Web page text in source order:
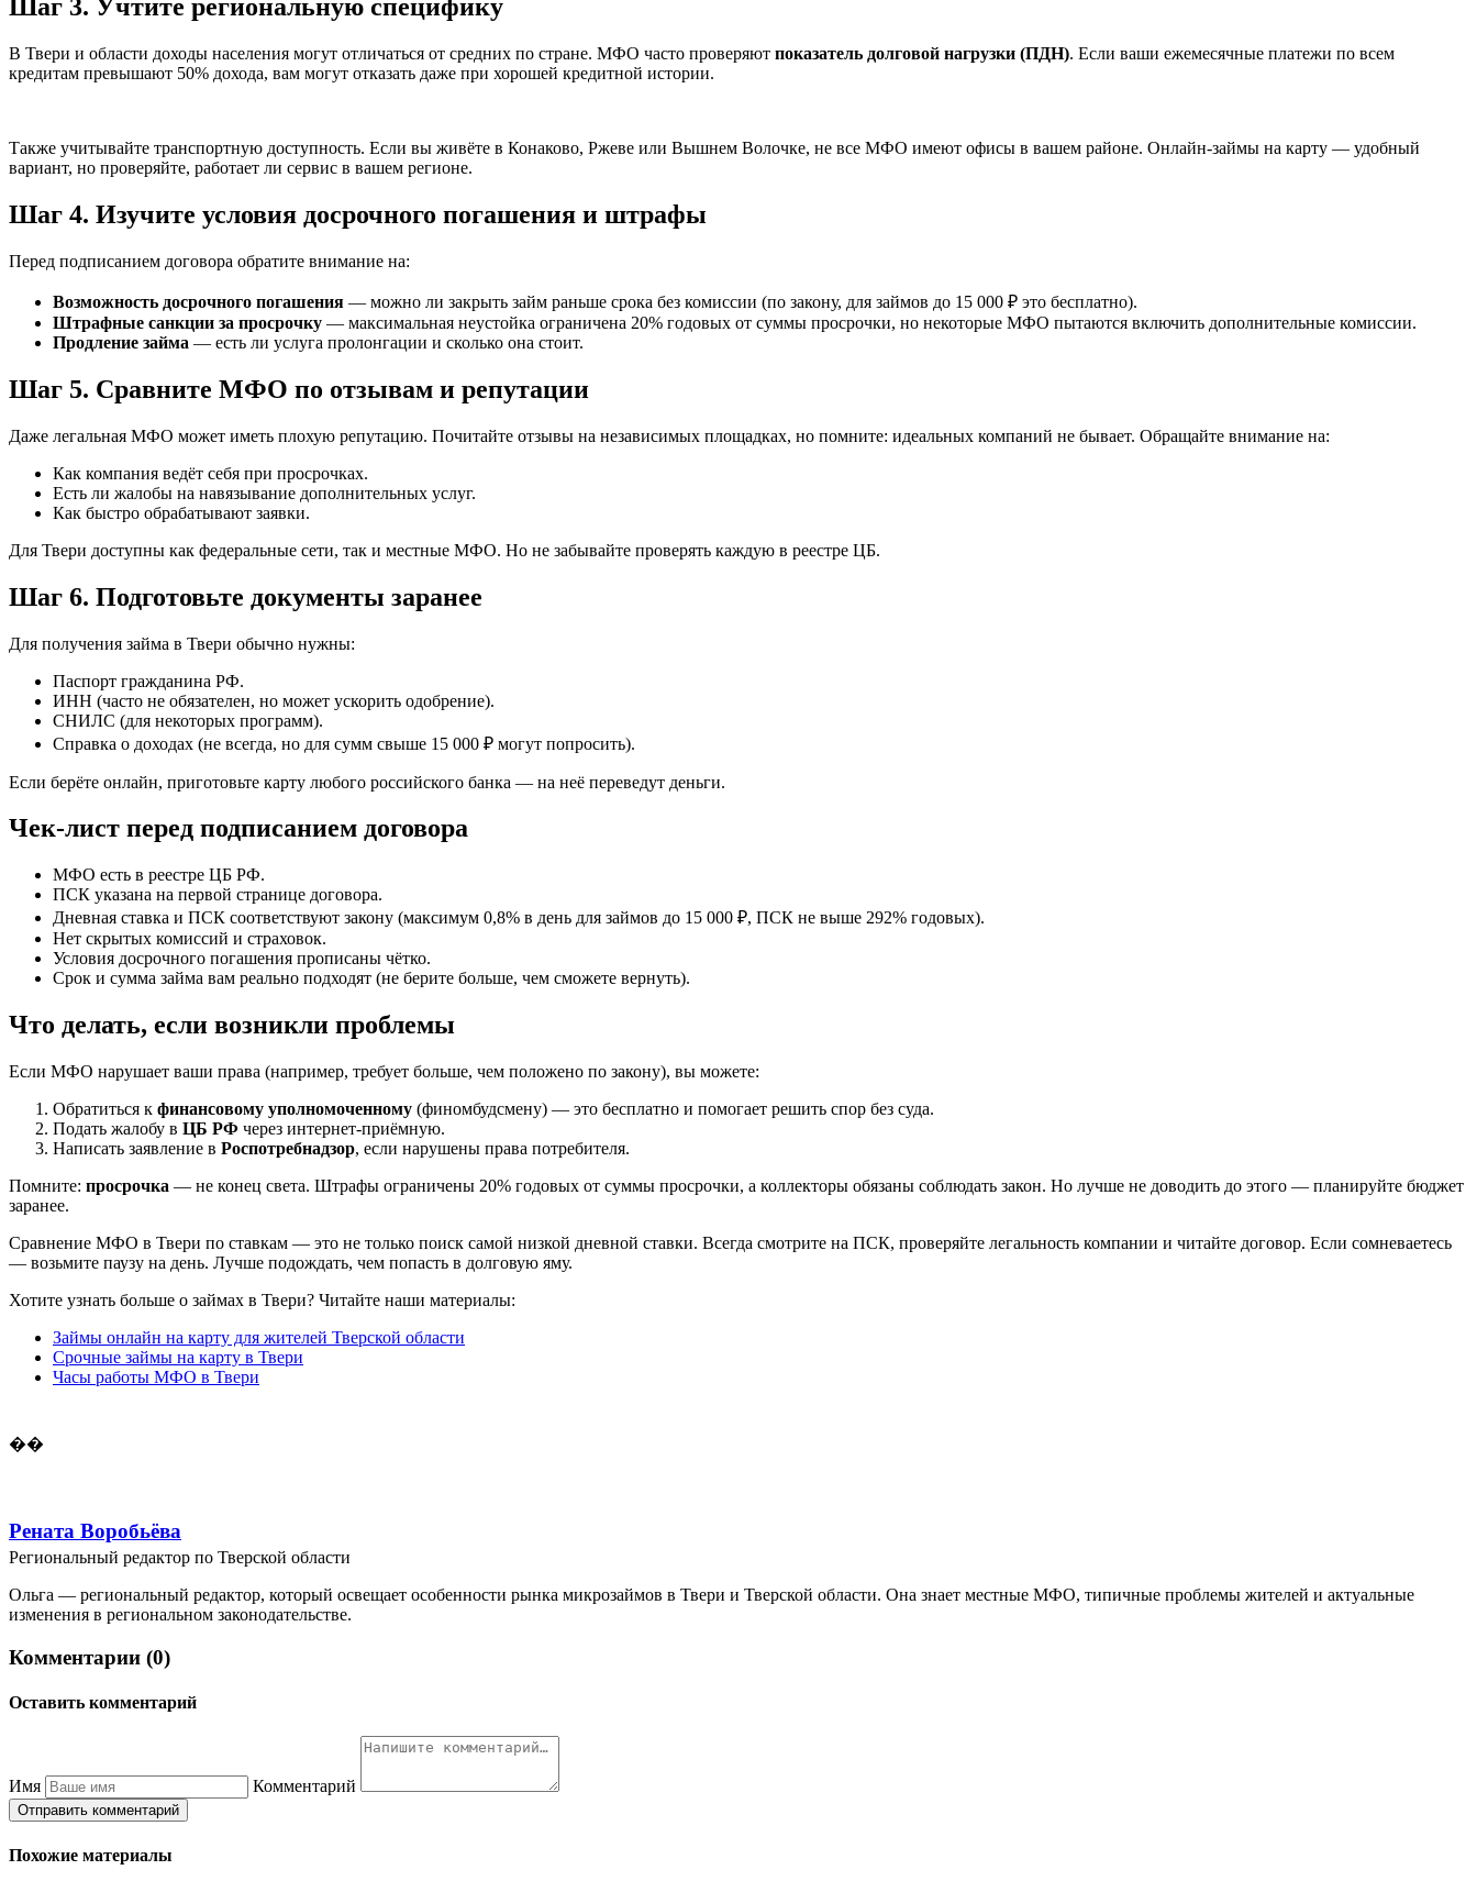
Шаг 3. Учтите региональную специфику
В Твери и области доходы населения могут отличаться от средних по стране. МФО часто проверяют показатель долговой нагрузки (ПДН). Если ваши ежемесячные платежи по всем
кредитам превышают 50% дохода, вам могут отказать даже при хорошей кредитной истории.
Также учитывайте транспортную доступность. Если вы живёте в Конаково, Ржеве или Вышнем Волочке, не все МФО имеют офисы в вашем районе. Онлайн-займы на карту — удобный
вариант, но проверяйте, работает ли сервис в вашем регионе.
Шаг 4. Изучите условия досрочного погашения и штрафы
Перед подписанием договора обратите внимание на:
Возможность досрочного погашения — можно ли закрыть займ раньше срока без комиссии (по закону, для займов до 15 000 ₽ это бесплатно).
Штрафные санкции за просрочку — максимальная неустойка ограничена 20% годовых от суммы просрочки, но некоторые МФО пытаются включить дополнительные комиссии.
Продление займа — есть ли услуга пролонгации и сколько она стоит.
Шаг 5. Сравните МФО по отзывам и репутации
Даже легальная МФО может иметь плохую репутацию. Почитайте отзывы на независимых площадках, но помните: идеальных компаний не бывает. Обращайте внимание на:
Как компания ведёт себя при просрочках.
Есть ли жалобы на навязывание дополнительных услуг.
Как быстро обрабатывают заявки.
Для Твери доступны как федеральные сети, так и местные МФО. Но не забывайте проверять каждую в реестре ЦБ.
Шаг 6. Подготовьте документы заранее
Для получения займа в Твери обычно нужны:
Паспорт гражданина РФ.
ИНН (часто не обязателен, но может ускорить одобрение).
СНИЛС (для некоторых программ).
Справка о доходах (не всегда, но для сумм свыше 15 000 ₽ могут попросить).
Если берёте онлайн, приготовьте карту любого российского банка — на неё переведут деньги.
Чек-лист перед подписанием договора
МФО есть в реестре ЦБ РФ.
ПСК указана на первой странице договора.
Дневная ставка и ПСК соответствуют закону (максимум 0,8% в день для займов до 15 000 ₽, ПСК не выше 292% годовых).
Нет скрытых комиссий и страховок.
Условия досрочного погашения прописаны чётко.
Срок и сумма займа вам реально подходят (не берите больше, чем сможете вернуть).
Что делать, если возникли проблемы
Если МФО нарушает ваши права (например, требует больше, чем положено по закону), вы можете:
Обратиться к финансовому уполномоченному (финомбудсмену) — это бесплатно и помогает решить спор без суда.
Подать жалобу в ЦБ РФ через интернет-приёмную.
Написать заявление в Роспотребнадзор, если нарушены права потребителя.
Помните: просрочка — не конец света. Штрафы ограничены 20% годовых от суммы просрочки, а коллекторы обязаны соблюдать закон. Но лучше не доводить до этого — планируйте бюджет
заранее.
Сравнение МФО в Твери по ставкам — это не только поиск самой низкой дневной ставки. Всегда смотрите на ПСК, проверяйте легальность компании и читайте договор. Если сомневаетесь
— возьмите паузу на день. Лучше подождать, чем попасть в долговую яму.
Хотите узнать больше о займах в Твери? Читайте наши материалы:
Займы онлайн на карту для жителей Тверской области
Срочные займы на карту в Твери
Часы работы МФО в Твери
��
Рената Воробьёва
Региональный редактор по Тверской области
Ольга — региональный редактор, который освещает особенности рынка микрозаймов в Твери и Тверской области. Она знает местные МФО, типичные проблемы жителей и актуальные
изменения в региональном законодательстве.
Комментарии (0)
Оставить комментарий
Имя Комментарий
Отправить комментарий
Похожие материалы